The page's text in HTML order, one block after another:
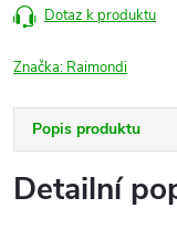
Dotaz k produktu
Značka: Raimondi
Popis produktu
Detailní